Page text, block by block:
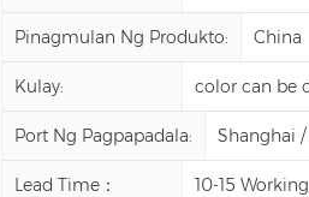
Pinagmulan Ng Produkto: China
Kulay: color can be
Port Ng Pagpapadala: Shanghai
Lead Time： 10-15